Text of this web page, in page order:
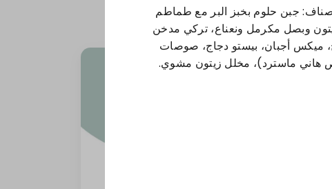
الصحن على ٦ أصناف: جبن حلوم بخبز البر مع طماطم
وبصل مكرمل ونعناع، تركي مدخن
ميكس أجبان، بيستو دجاج، صوصات
ماسترد)، مخلل زيتون مشوي.